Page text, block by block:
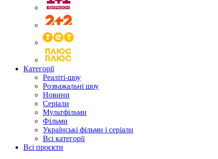
Категорії
Реаліті-шоу
Розважальні шоу
Новини
Серіали
Мультфільми
Фільми
Українські фільми і серіали
Всі категорії
Всі проєкти